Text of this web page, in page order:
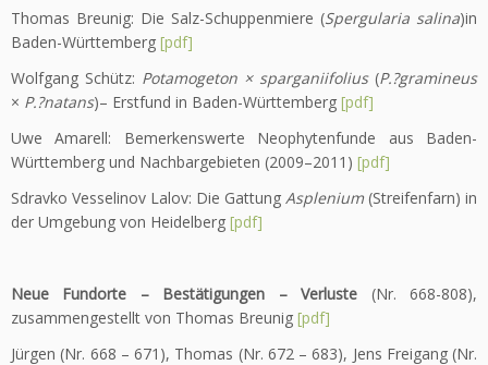
Thomas Breunig: Die Salz-Schuppenmiere (Spergularia salina)in
Baden-Württemberg [pdf]
Wolfgang Schütz: Potamogeton × sparganiifolius(P.?gramineus
× P.?natans)– Erstfund in Baden-Württemberg [pdf]
Uwe Amarell: Bemerkenswerte Neophytenfunde aus Baden-
Württemberg und Nachbargebieten (2009–2011) [pdf]
Sdravko Vesselinov Lalov: Die Gattung Asplenium (Streifenfarn) in
der Umgebung von Heidelberg [pdf]
Neue Fundorte – Bestätigungen – Verluste (Nr. 668-808),
zusammengestellt von Thomas Breunig [pdf]
Jürgen (Nr. 668 – 671), Thomas (Nr. 672 – 683), Jens Freigang (Nr.